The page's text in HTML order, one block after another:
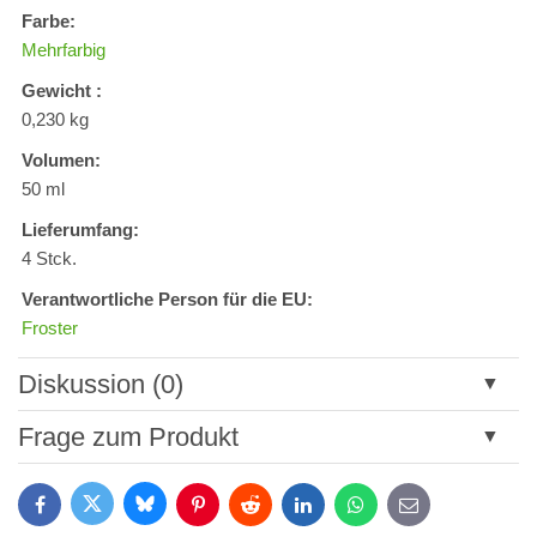
Farbe:
Mehrfarbig
Gewicht :
0,230 kg
Volumen:
50 ml
Lieferumfang:
4 Stck.
Verantwortliche Person für die EU:
Froster
Diskussion (0)
Neuer Kommentar
Titel:
Frage zum Produkt
FacebookTwitter BlueskyPinterestReddit LinkedInWhatsApp
E-
mail